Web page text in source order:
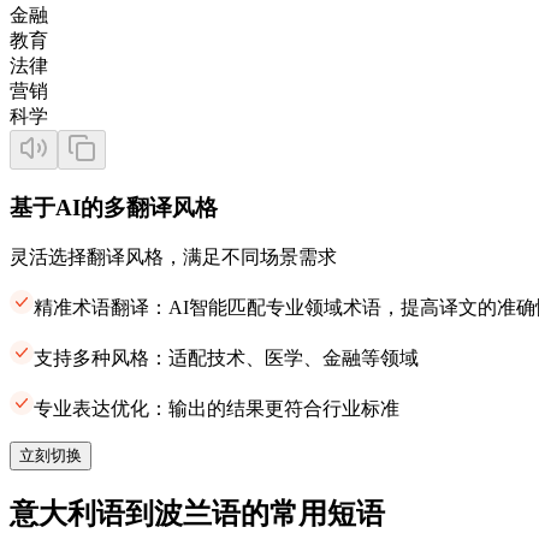
金融
教育
法律
营销
科学
基于AI的多翻译风格
灵活选择翻译风格，满足不同场景需求
精准术语翻译：AI智能匹配专业领域术语，提高译文的准
支持多种风格：适配技术、医学、金融等领域
专业表达优化：输出的结果更符合行业标准
立刻切换
意大利语到波兰语的常用短语